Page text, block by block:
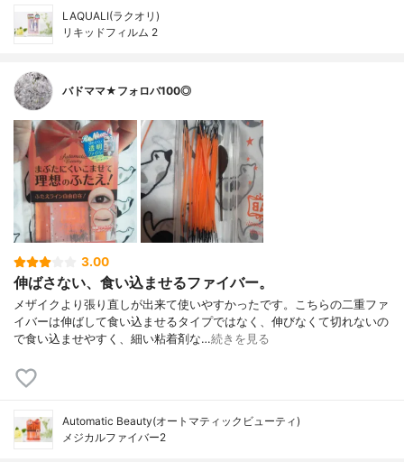
LAQUALI(ラクオリ)
リキッドフィルム 2
バドママ★フォロバ100◎
3.00
伸ばさない、食い込ませるファイバー。
メザイクより張り直しが出来て使いやすかったです。こちらの二重ファ
イバーは伸ばして食い込ませるタイプではなく、伸びなくて切れないの
で食い込ませやすく、細い粘着剤な…続きを見る
Automatic Beauty(オートマティックビューティ)
メジカルファイバー2